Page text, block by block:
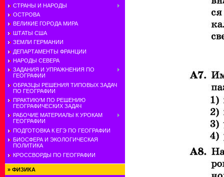
СТРАНЫ И НАРОДЫ
ОСТРОВА
ВЕЛИКИЕ ГОРОДА МИРА
ШТАТЫ США
ЗЕМЛИ ГЕРМАНИИ
ДЕПАРТАМЕНТЫ ФРАНЦИИ
НАРОДЫ СЕВЕРА
ЗАДАНИЯ И УПРАЖНЕНИЯ ПО
ГЕОГРАФИИ
ОБРАЗЦЫ РЕШЕНИЯ ТИПОВЫХ ЗАДАЧ
ПО ГЕОГРАФИИ
ПРАКТИКУМ ПО РЕШЕНИЮ
ГЕОГРАФИЧЕСКИХ ЗАДАЧ
РАБОЧИЕ МАТЕРИАЛЫ К УРОКАМ
ГЕОГРАФИИ
ПОДГОТОВКА К ЕГЭ ПО ГЕОГРАФИИ
БИОСФЕРА И ЭКОЛОГИЧЕСКАЯ
ПОЛИТИКА
КРОССВОРДЫ ПО ГЕОГРАФИИ
» ФИЗИКА